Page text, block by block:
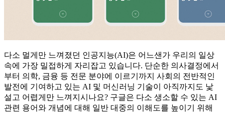
다소 멀게만 느껴졌던 인공지능(AI)은 어느샌가 우리의 일상
속에 가장 밀접하게 자리잡고 있습니다. 단순한 의사결정에서
부터 의학, 금융 등 전문 분야에 이르기까지 사회의 전반적인
발전에 기여하고 있는 AI 및 머신러닝 기술이 아직까지도 낯
설고 어렵게만 느껴지시나요? 구글은 다소 생소할 수 있는 AI
관련 용어와 개념에 대해 일반 대중의 이해도를 높이기 위해